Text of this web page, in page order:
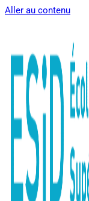
Aller au contenu